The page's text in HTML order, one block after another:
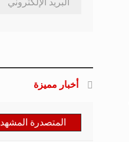
أخبار مميزة
المتصدرة المشهد